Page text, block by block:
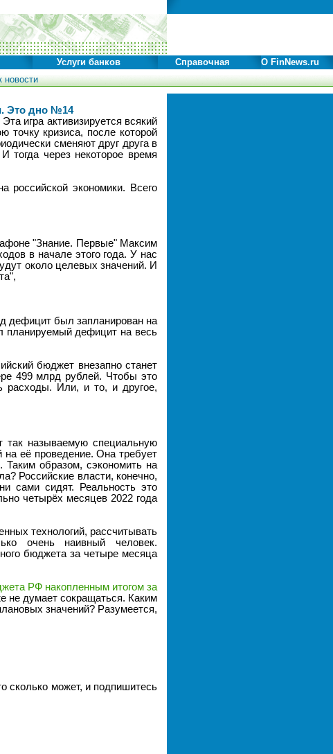
Услуги банков Справочная О FinNews.ru
Это дно №14
игра активизируется всякий
точку кризиса, после которой
сменяют друг друга в
тогда через некоторое время
экономики. Всего
"Знание. Первые" Максим
в начале этого года. У нас
около целевых значений. И
дефицит был запланирован на
планируемый дефицит на весь
бюджет внезапно станет
499 млрд рублей. Чтобы это
расходы. Или, и то, и другое,
так называемую специальную
её проведение. Она требует
образом, сэкономить на
Российские власти, конечно,
сами сидят. Реальность это
четырёх месяцев 2022 года
технологий, рассчитывать
очень наивный человек.
бюджета за четыре месяца
РФ накопленным итогом за
не думает сокращаться. Каким
значений? Разумеется,
сколько может, и подпишитесь